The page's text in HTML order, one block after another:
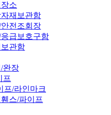
소
재보관함
전조회장
급보호구함
관함
완장
프
프/라인마크
스/파이프